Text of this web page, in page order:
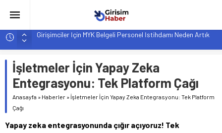
Hindistan’da Mahsur Kalan F-35B: Jeopolitik Sonuçları
Yapay Zeka Destekli Asistanlar: Elon Musk’tan Romantik Bir
Hamle mi?
Girişimcilik ve Yaşam Tarzı: Şehir Değişiminin Nedenleri ve
Etkileri
YZ ile Tüketici Girişimciliği: Yeni Sosyal Bağlantılar
Bir Tercih Değil, Zorunluluk?
İşletmeler İçin Yapay Zeka
Entegrasyonu: Tek Platform Çağı
Anasayfa » Haberler » İşletmeler İçin Yapay Zeka Entegrasyonu: Tek Platform
Çağı
Yapay zeka entegrasyonunda çığır açıyoruz! Tek